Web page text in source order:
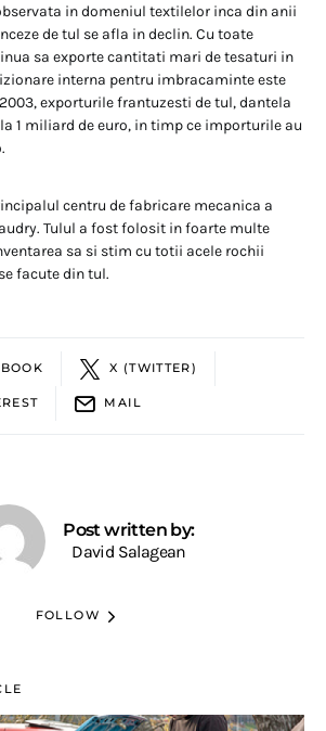
in domeniul textilelor inca din anii
de tul se afla in declin. Cu toate
sa exporte cantitati mari de tesaturi in
interna pentru imbracaminte este
exporturile frantuzesti de tul, dantela
1 miliard de euro, in timp ce importurile au
centru de fabricare mecanica a
Tulul a fost folosit in foarte multe
sa si stim cu totii acele rochii
facute din tul.
X (TWITTER)
MAIL
Post written by:
David Salagean
FOLLOW